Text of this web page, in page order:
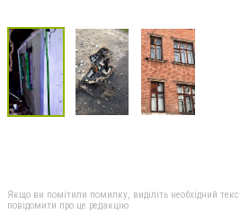
Якщо ви помітили помилку, виділіть необхідний
повідомити про це редакцію